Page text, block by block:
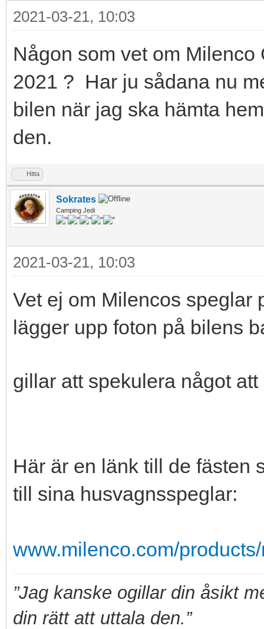
2021-03-21, 10:03
Någon som vet om
2021 ? Har ju sådana nu
bilen när jag ska hämta
den.
Hitta
Sokrates
Camping Jedi
2021-03-21, 10:03
Vet ej om Milencos speglar
lägger upp foton på bilens
gillar att spekulera något
Här är en länk till de fästen
till sina husvagnsspeglar:
www.milenco.com/
”Jag kanske ogillar din åsikt
din rätt att uttala den.”